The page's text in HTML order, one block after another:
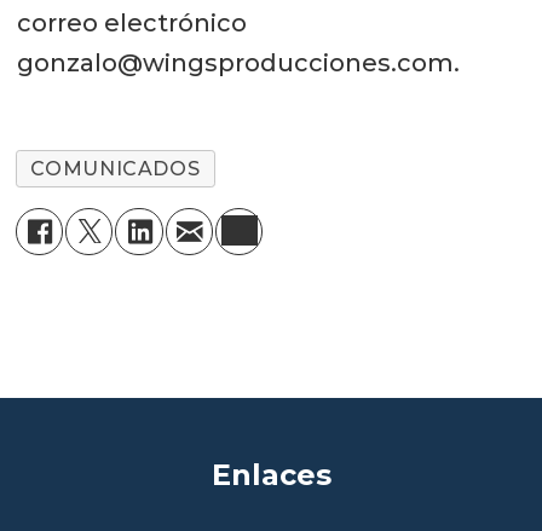
correo electrónico
gonzalo@wingsproducciones.com.
COMUNICADOS
Enlaces